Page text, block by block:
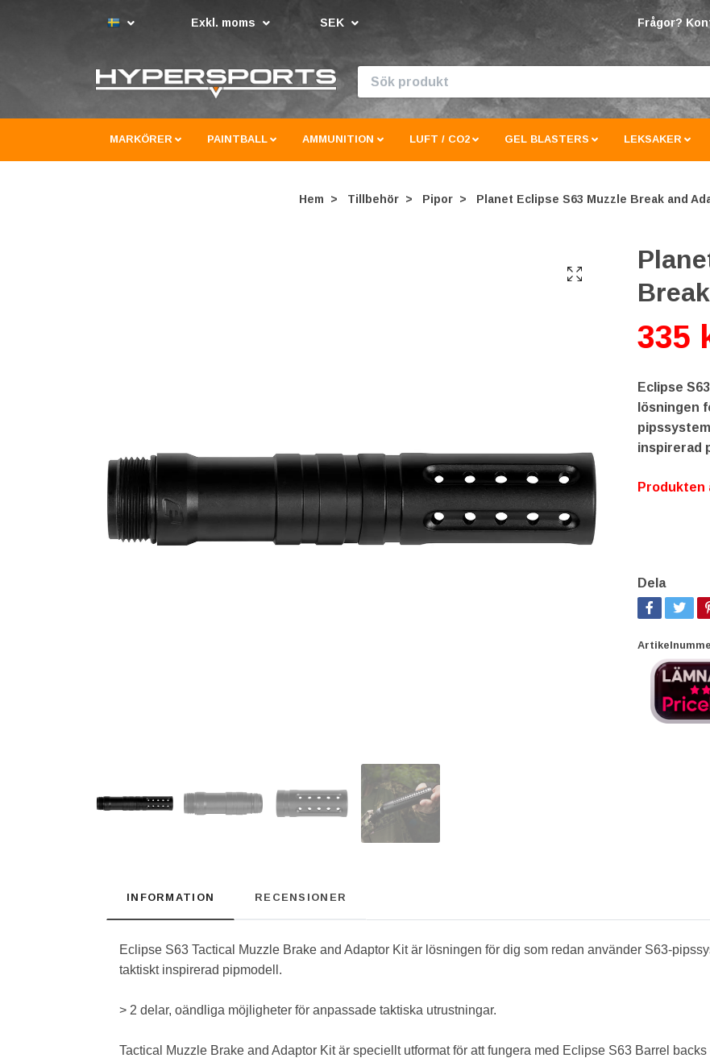
Exkl. moms SEK Frågor?
MARKÖRER PAINTBALL AMMUNITION LUFT / CO2 GEL BLASTERS LEKSAKER
Hem Tillbehör Pipor Planet Eclipse S63 Muzzle Break and
335
Eclipse
lösningen
inspirerad
Produkten
Dela
INFORMATION RECENSIONER
Eclipse S63 Tactical Muzzle Brake and Adaptor Kit är lösningen för dig som redan använder S63-
taktiskt inspirerad pipmodell.
> 2 delar, oändliga möjligheter för anpassade taktiska utrustningar.
Tactical Muzzle Brake and Adaptor Kit är speciellt utformat för att fungera med Eclipse S63 Barrel